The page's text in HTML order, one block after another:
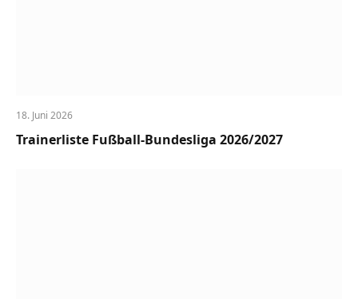
18. Juni 2026
Trainerliste Fußball-Bundesliga 2026/2027